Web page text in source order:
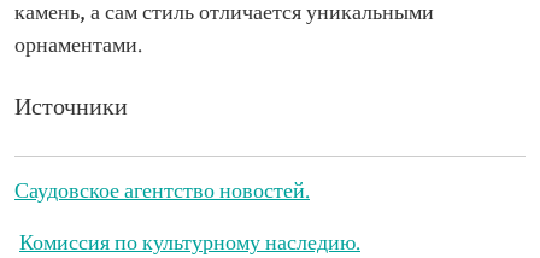
камень, а сам стиль отличается уникальными
орнаментами.
Источники
Саудовское агентство новостей.
Комиссия по культурному наследию.